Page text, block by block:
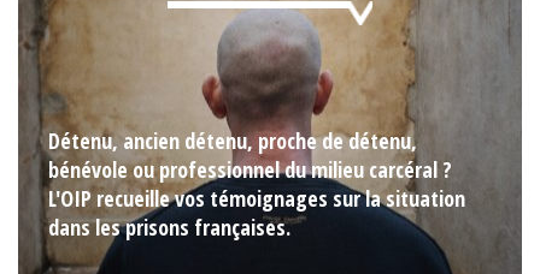
Détenu, ancien détenu, proche de détenu,
bénévole ou professionnel du milieu carcéral ?
L'OIP recueille vos témoignages sur la situation
dans les prisons françaises.